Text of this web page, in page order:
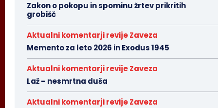
Zakon o pokopu in spominu žrtev prikritih
grobišč
Aktualni komentarji revije Zaveza
Memento za leto 2026 in Exodus 1945
Aktualni komentarji revije Zaveza
Laž – nesmrtna duša
Aktualni komentarji revije Zaveza